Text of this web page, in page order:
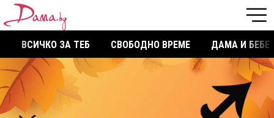
ВСИЧКО ЗА ТЕБ СВОБОДНО ВРЕМЕ ДАМА И БЕБЕ